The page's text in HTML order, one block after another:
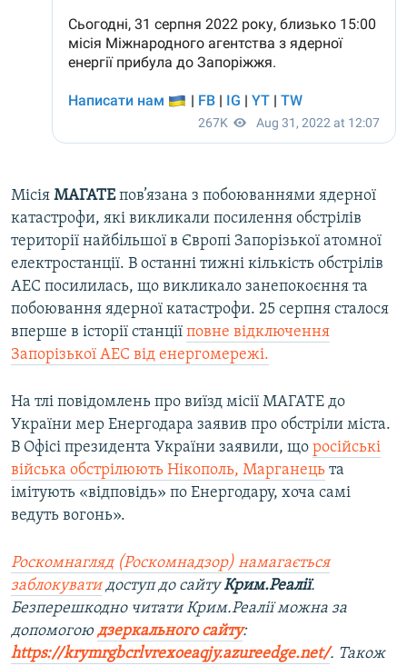
Місія МАГАТЕпов’язана з побоюваннями ядерної
катастрофи, які викликали посилення обстрілів
території найбільшої в Європі Запорізької атомної
електростанції. В останні тижні кількість обстрілів
АЕС посилилась, що викликало занепокоєння та
побоювання ядерної катастрофи. 25 серпня сталося
вперше в історії станції повне відключення
Запорізької АЕС від енергомережі.
На тлі повідомлень про виїзд місії МАГАТЕ до
України мер Енергодара заявив про обстріли міста.
В Офісі президента України заявили, що російські
війська обстрілюють Нікополь, Марганець та
імітують «відповідь» по Енергодару, хоча самі
ведуть вогонь».
Роскомнагляд (Роскомнадзор) намагається
заблокуватидоступ до сайтуКрим.Реалії.
Безперешкодно читати Крим.Реалії можна за
допомогою дзеркального сайту:
https://krymrgbcrlvrexoeaqjy.azureedge.net/. Також